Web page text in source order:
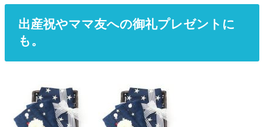
出産祝やママ友への御礼プレゼントに
も。